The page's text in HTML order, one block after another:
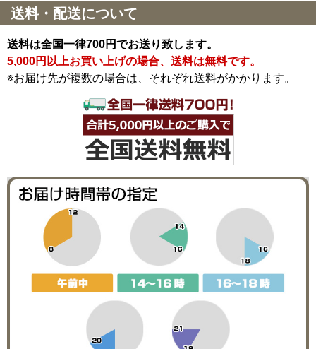
送料・配送について
送料は全国一律700円でお送り致します。
5,000円以上お買い上げの場合、送料は無料です。
※お届け先が複数の場合は、それぞれ送料がかかります。